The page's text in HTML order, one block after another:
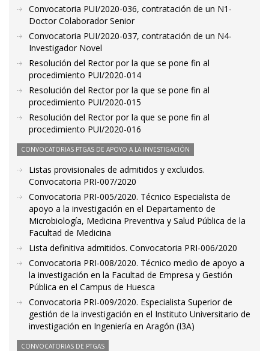
Convocatoria PUI/2020-036, contratación de un N1-
Doctor Colaborador Senior
Convocatoria PUI/2020-037, contratación de un N4-
Investigador Novel
Resolución del Rector por la que se pone fin al
procedimiento PUI/2020-014
Resolución del Rector por la que se pone fin al
procedimiento PUI/2020-015
Resolución del Rector por la que se pone fin al
procedimiento PUI/2020-016
CONVOCATORIAS PTGAS DE APOYO A LA INVESTIGACIÓN
Listas provisionales de admitidos y excluidos.
Convocatoria PRI-007/2020
Convocatoria PRI-005/2020. Técnico Especialista de
apoyo a la investigación en el Departamento de
Microbiología, Medicina Preventiva y Salud Pública de la
Facultad de Medicina
Lista definitiva admitidos. Convocatoria PRI-006/2020
Convocatoria PRI-008/2020. Técnico medio de apoyo a
la investigación en la Facultad de Empresa y Gestión
Pública en el Campus de Huesca
Convocatoria PRI-009/2020. Especialista Superior de
gestión de la investigación en el Instituto Universitario de
investigación en Ingeniería en Aragón (I3A)
CONVOCATORIAS DE PTGAS